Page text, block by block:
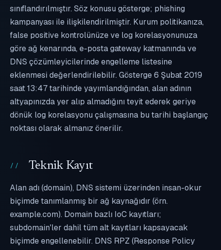
sınıflandırılmıştır. Söz konusu gösterge; phishing
kampanyası ile ilişkilendirilmiştir. Kurum politikanıza,
false positive kontrolünüze ve log korelasyonunuza
göre ağ kenarında, e-posta gateway katmanında ve
DNS çözümleyicilerinde engelleme listesine
eklenmesi değerlendirilebilir. Gösterge 6 Şubat 2019
saat 13:47 tarihinde yayımlandığından, alan adının
altyapınızda yer alıp almadığını teyit ederek geriye
dönük log korelasyonu çalışmasına bu tarihi başlangıç
noktası olarak almanız önerilir.
Teknik Kayıt
Alan adı (domain), DNS sistemi üzerinden insan-okur
biçimde tanımlanmış bir ağ kaynağıdır (örn.
example.com). Domain bazlı IoC kayıtları;
subdomain'ler dahil tüm alt kayıtları kapsayacak
biçimde engellenebilir. DNS RPZ (Response Policy